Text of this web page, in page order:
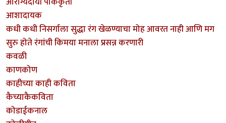
आशादायक
कधी कधी निसर्गाला सुद्धा रंग खेळण्याचा मोह आवरत नाही आणि मग
सुरु होते रंगांची किमया मनाला प्रसन्न करणारी
कवळी
काणकोण
काहीच्या काही कविता
कैच्याकैकविता
कोडाईकनाल